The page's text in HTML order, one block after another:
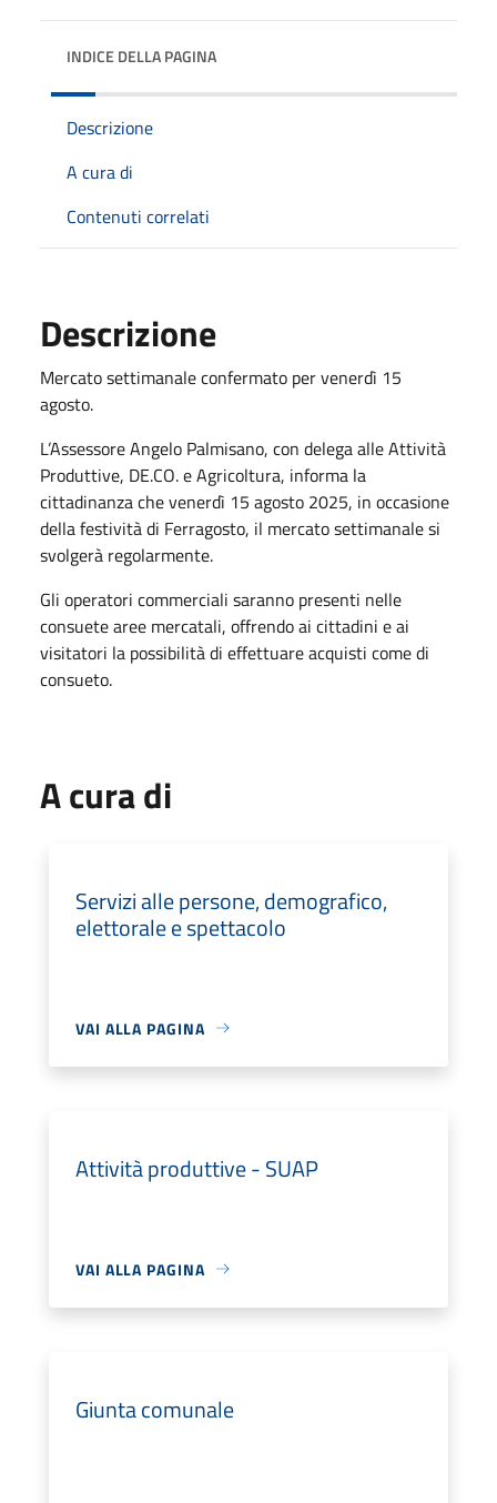
INDICE DELLA PAGINA
Descrizione
A cura di
Contenuti correlati
Descrizione
Mercato settimanale confermato per venerdì 15
agosto.
L’Assessore Angelo Palmisano, con delega alle Attività
Produttive, DE.CO. e Agricoltura, informa la
cittadinanza che venerdì 15 agosto 2025, in occasione
della festività di Ferragosto, il mercato settimanale si
svolgerà regolarmente.
Gli operatori commerciali saranno presenti nelle
consuete aree mercatali, offrendo ai cittadini e ai
visitatori la possibilità di effettuare acquisti come di
consueto.
A cura di
Servizi alle persone, demografico,
elettorale e spettacolo
VAI ALLA PAGINA
Attività produttive - SUAP
VAI ALLA PAGINA
Giunta comunale